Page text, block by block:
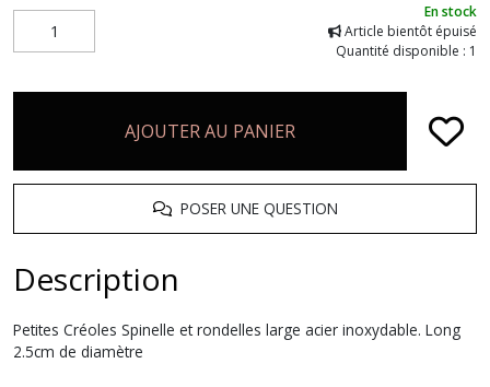
En stock
Article bientôt épuisé
Quantité disponible : 1
AJOUTER AU PANIER
POSER UNE QUESTION
Description
Petites Créoles Spinelle et rondelles large acier inoxydable. Long
2.5cm de diamètre